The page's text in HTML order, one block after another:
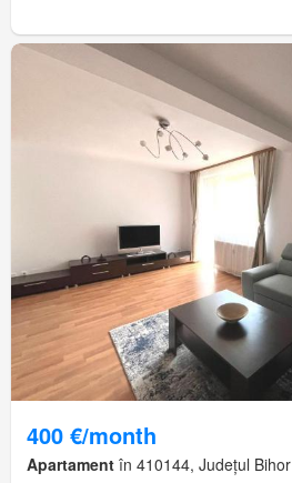
400 €/month
Apartament în 410144, Județul Bihor